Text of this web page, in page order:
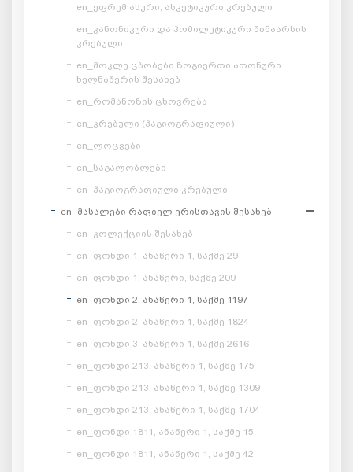
en_ეფრემ ასური, ასკეტიკური კრებული
en_კანონიკური და ჰომილეტიკური შინაარსის
კრებული
en_მოკლე ცბობები ზოგიერთი ათონური
ხელნაწერის შესახებ
en_რომანოზის ცხოვრება
en_კრებული (ჰაგიოგრაფიული)
en_ლოცვები
en_საგალობლები
en_ჰაგიოგრაფიული კრებული
en_მასალები რაფიელ ერისთავის შესახებ
en_კოლექციის შესახებ
en_ფონდი 1, ანაწერი 1, საქმე 29
en_ფონდი 1, ანაწერი, საქმე 209
en_ფონდი 2, ანაწერი 1, საქმე 1197
en_ფონდი 2, ანაწერი 1, საქმე 1824
en_ფონდი 3, ანაწერი 1, საქმე 2616
en_ფონდი 213, ანაწერი 1, საქმე 175
en_ფონდი 213, ანაწერი 1, საქმე 1309
en_ფონდი 213, ანაწერი 1, საქმე 1704
en_ფონდი 1811, ანაწერი 1, საქმე 15
en_ფონდი 1811, ანაწერი 1, საქმე 42